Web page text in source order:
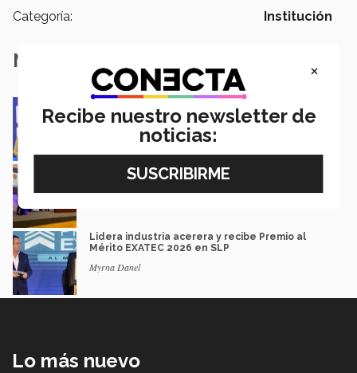
Categoría: Institución
Notas Relacionadas
Impacto y legado: Marcela Velasco, ganadora
del Premio Mérito EXATEC
Guillermo Solorio
Docencia con propósito: la historia de Debbie
Hernández
Lidera industria acerera y recibe Premio al
Mérito EXATEC 2026 en SLP
Myrna Danel
Lo más nuevo
×
Recibe nuestro newsletter de
noticias: